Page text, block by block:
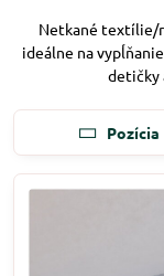
Netkané textílie/
ideálne na
detičky
Pozícia